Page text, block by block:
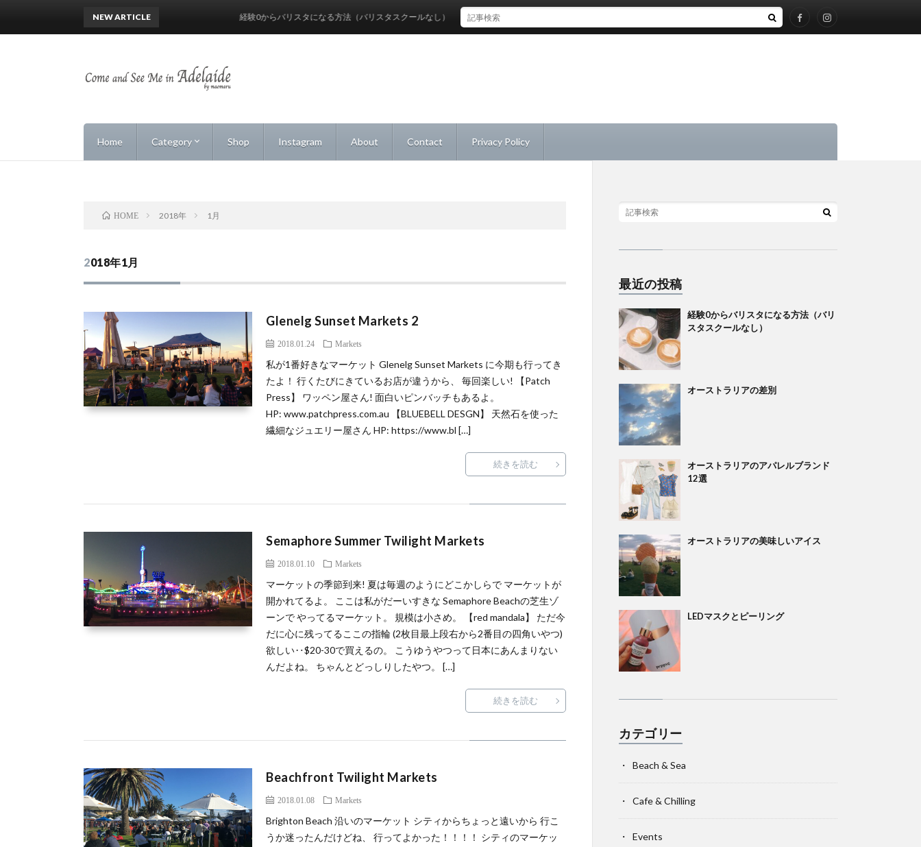
Home Category Shop Instagram About Contact Privacy Policy
NEW ARTICLE 経験0からバリスタになる方法（バリスタスクールなし）
HOME 2018年 1月
2018年1月
Glenelg Sunset Markets 2
2018.01.24 Markets
私が1番好きなマーケット Glenelg Sunset Markets に今期も行ってき
たよ！ 行くたびにきているお店が違うから、 毎回楽しい! 【Patch
Press】 ワッペン屋さん! 面白いピンバッチもあるよ。
HP: www.patchpress.com.au 【BLUEBELL DESGN】 天然石を使った
繊細なジュエリー屋さん HP: https://www.bl […]
続きを読む
Semaphore Summer Twilight Markets
2018.01.10 Markets
マーケットの季節到来! 夏は毎週のようにどこかしらで マーケットが
開かれてるよ。 ここは私がだーいすきな Semaphore Beachの芝生ゾ
ーンで やってるマーケット。 規模は小さめ。 【red mandala】 ただ今
だに心に残ってるここの指輪 (2枚目最上段右から2番目の四角いやつ)
欲しい‥$20-30で買えるの。 こうゆうやつって日本にあんまりない
んだよね。 ちゃんとどっしりしたやつ。 […]
続きを読む
Beachfront Twilight Markets
2018.01.08 Markets
Brighton Beach 沿いのマーケット シティからちょっと遠いから 行こ
うか迷ったんだけどね、 行ってよかった！！！！ シティのマーケッ
最近の投稿
経験0からバリスタになる方法（バリ
スタスクールなし）
オーストラリアの差別
オーストラリアのアパレルブランド
12選
オーストラリアの美味しいアイス
LEDマスクとピーリング
カテゴリー
Beach & Sea
Cafe & Chilling
Events